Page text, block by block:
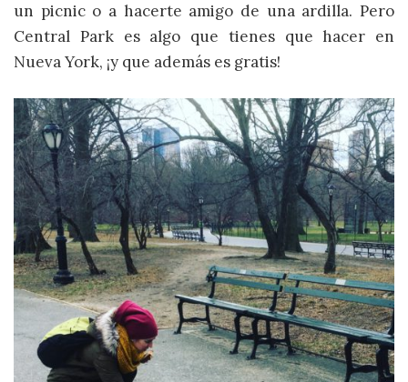
un picnic o a hacerte amigo de una ardilla. Pero
Central Park es algo que tienes que hacer en
Nueva York, ¡y que además es gratis!